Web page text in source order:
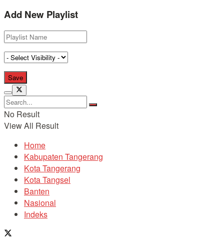
Add New Playlist
No Result
View All Result
Home
Kabupaten Tangerang
Kota Tangerang
Kota Tangsel
Banten
Nasional
Indeks